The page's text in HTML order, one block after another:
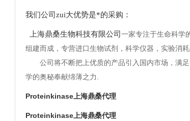
我们公司zui大优势是*的采购 ：
上海鼎桑生物科技有限公司 一家专注于生命科学
组建而成，专营进口生物试剂，科学仪器，实验消耗
公司将不断把上优质的产品引入国内市场，满
学的奥秘奉献绵薄之力.
Proteinkinase上海鼎桑代理
Proteinkinase上海鼎桑代理